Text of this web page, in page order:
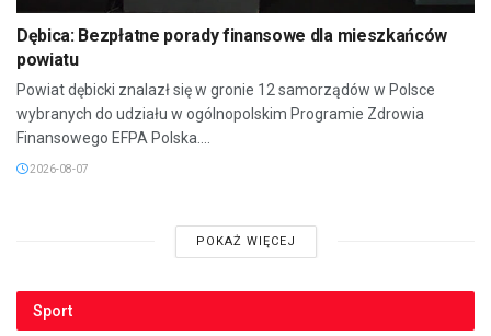
Dębica: Bezpłatne porady finansowe dla mieszkańców
powiatu
Powiat dębicki znalazł się w gronie 12 samorządów w Polsce
wybranych do udziału w ogólnopolskim Programie Zdrowia
Finansowego EFPA Polska....
2026-08-07
POKAŻ WIĘCEJ
Sport